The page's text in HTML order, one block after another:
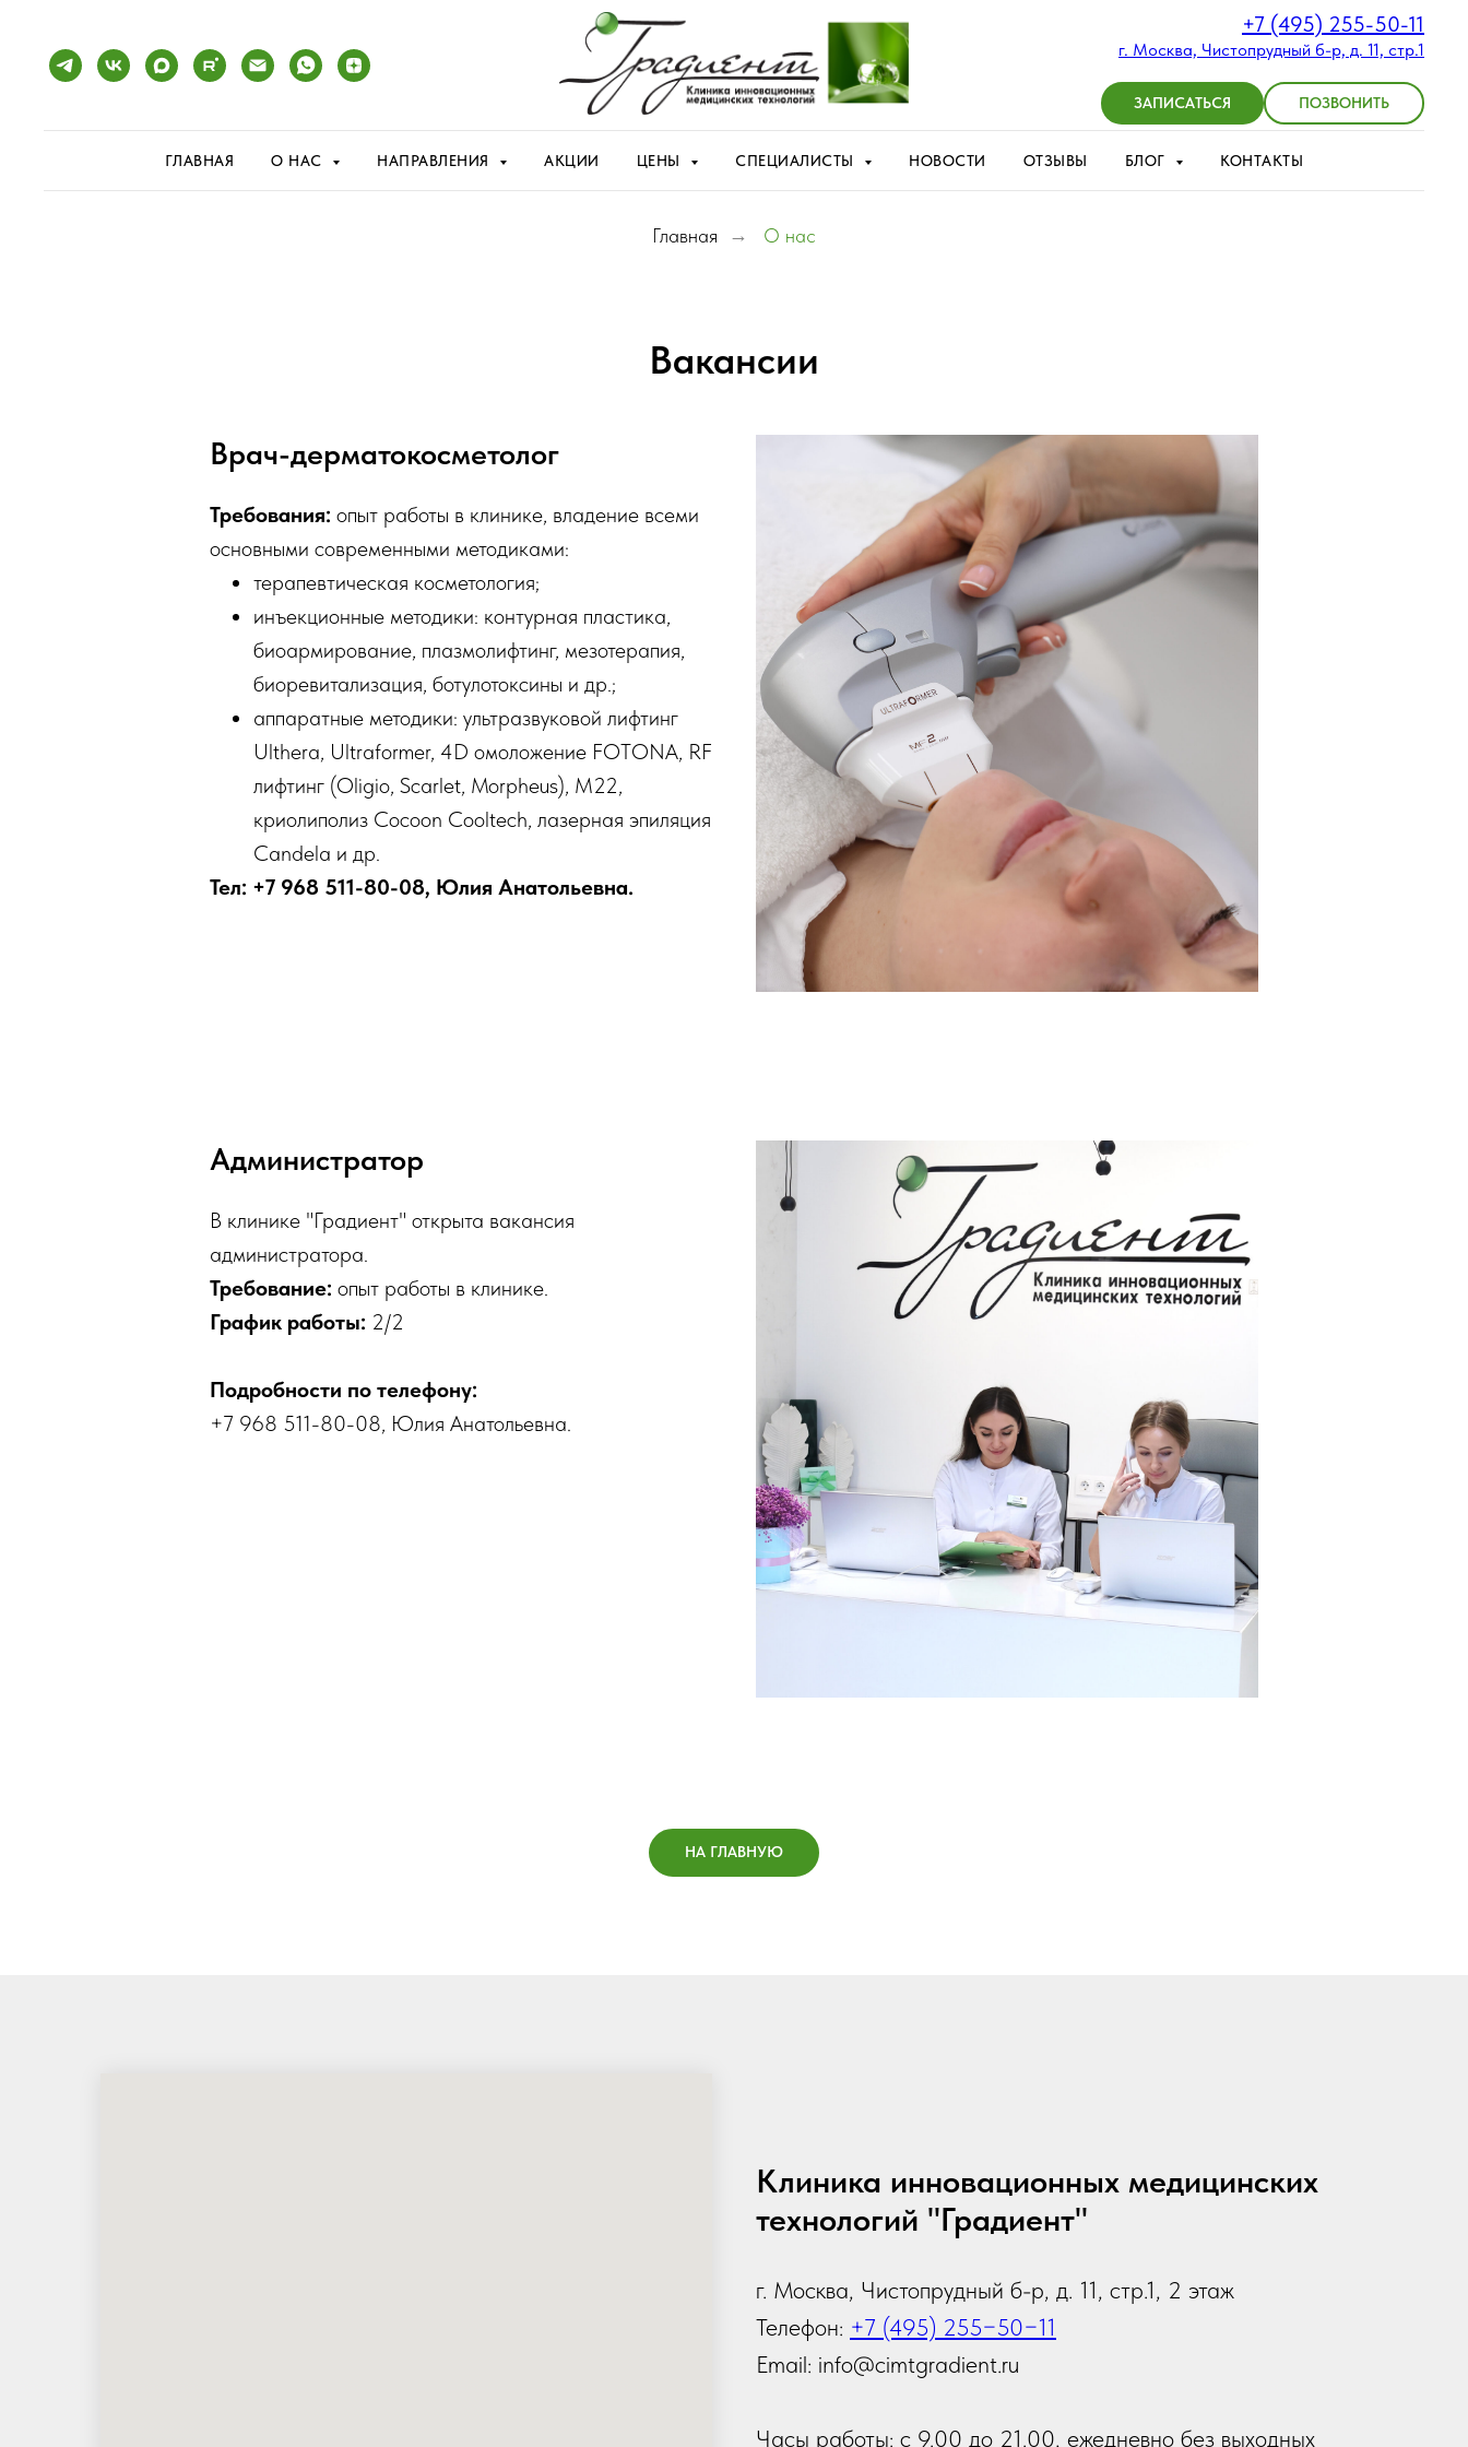
+7 (495) 255-50-11
г. Москва, Чистопрудный б-р, д. 11, стр.1
ЗАПИСАТЬСЯ ПОЗВОНИТЬ
ГЛАВНАЯ О НАС НАПРАВЛЕНИЯ АКЦИИ ЦЕНЫ СПЕЦИАЛИСТЫ НОВОСТИ ОТЗЫВЫ БЛОГ КОНТАКТЫ
Главная → О нас
Вакансии
Врач-дерматокосметолог
Требования: опыт работы в клинике, владение всеми
основными современными методиками:
терапевтическая косметология;
инъекционные методики: контурная пластика,
биоармирование, плазмолифтинг, мезотерапия,
биоревитализация, ботулотоксины и др.;
аппаратные методики: ультразвуковой лифтинг
Ulthera, Ultraformer, 4D омоложение FOTONA, RF
лифтинг (Oligio, Scarlet, Morpheus), М22,
криолиполиз Cocoon Сooltech, лазерная эпиляция
Candela и др.
Тел: +7 968 511-80-08, Юлия Анатольевна.
Администратор
В клинике "Градиент" открыта вакансия
администратора.
Требование: опыт работы в клинике.
График работы: 2/2
Подробности по телефону:
+7 968 511-80-08, Юлия Анатольевна.
НА ГЛАВНУЮ
Клиника инновационных медицинских
технологий "Градиент"
г. Москва, Чистопрудный б-р, д. 11, стр.1, 2 этаж
Телефон: +7 (495) 255−50−11
Email: info@cimtgradient.ru
Часы работы: с 9.00 до 21.00, ежедневно без выходных